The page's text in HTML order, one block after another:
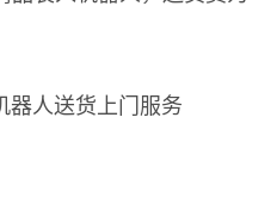
器人送货上门服务